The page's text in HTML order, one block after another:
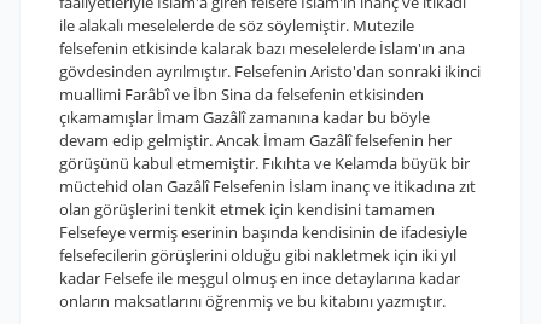
ile alakalı meselelerde de söz söylemiştir. Mutezile
felsefenin etkisinde kalarak bazı meselelerde İslam'ın ana
gövdesinden ayrılmıştır. Felsefenin Aristo'dan sonraki ikinci
muallimi Farâbî ve İbn Sina da felsefenin etkisinden
çıkamamışlar İmam Gazâlî zamanına kadar bu böyle
devam edip gelmiştir. Ancak İmam Gazâlî felsefenin her
görüşünü kabul etmemiştir. Fıkıhta ve Kelamda büyük bir
müctehid olan Gazâlî Felsefenin İslam inanç ve itikadına zıt
olan görüşlerini tenkit etmek için kendisini tamamen
Felsefeye vermiş eserinin başında kendisinin de ifadesiyle
felsefecilerin görüşlerini olduğu gibi nakletmek için iki yıl
kadar Felsefe ile meşgul olmuş en ince detaylarına kadar
onların maksatlarını öğrenmiş ve bu kitabını yazmıştır.